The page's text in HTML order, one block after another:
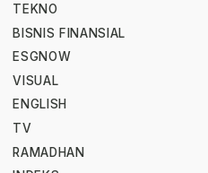
TEKNO
BISNIS FINANSIAL
ESGNOW
VISUAL
ENGLISH
TV
RAMADHAN